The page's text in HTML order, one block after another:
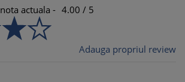
nota actuala - 4.00 / 5
Adauga propriul review